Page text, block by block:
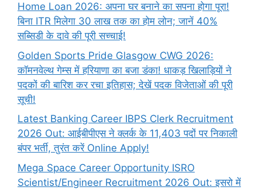
Home Loan 2026: अपना घर बनाने का सपना होगा पूरा!
बिना ITR मिलेगा 30 लाख तक का होम लोन; जानें 40%
सब्सिडी के दावे की पूरी सच्चाई!
Golden Sports Pride Glasgow CWG 2026:
कॉमनवेल्थ गेम्स में हरियाणा का बजा डंका! धाकड़ खिलाड़ियों ने
पदकों की बारिश कर रचा इतिहास; देखें पदक विजेताओं की पूरी
सूची!
Latest Banking Career IBPS Clerk Recruitment
2026 Out: आईबीपीएस ने क्लर्क के 11,403 पदों पर निकाली
बंपर भर्ती, तुरंत करें Online Apply!
Mega Space Career Opportunity ISRO
Scientist/Engineer Recruitment 2026 Out: इसरो में